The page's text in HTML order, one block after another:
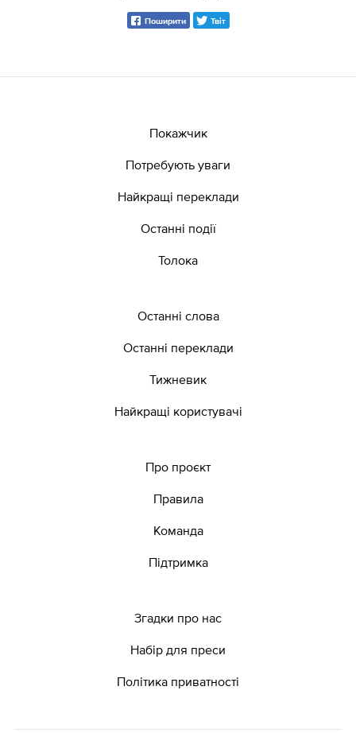
Поширити Твіт
Покажчик
Потребують уваги
Найкращі переклади
Останні події
Толока
Останні слова
Останні переклади
Тижневик
Найкращі користувачі
Про проєкт
Правила
Команда
Підтримка
Згадки про нас
Набір для преси
Політика приватності